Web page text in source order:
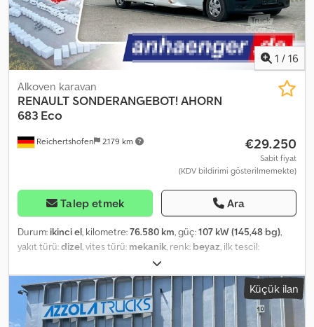
1 / 16
Reichertshofen 2.179 km
Alkoven karavan
RENAULT SONDERANGEBOT! AHORN
683 Eco
€29.250
Sabit fiyat
(KDV bildirimi gösterilmemekte)
Talep etmek Ara
Durum: ikinci el, kilometre:76.580 km, güç:107 kW (145,48 bg),
yakıt türü:dizel, vites türü: mekanik, renk: beyaz, ilk tescil:
, bir sonraki muayene (TÜV):
6.834 mm, toplam genişlik:2.340 mm, toplam yükseklik:3.060 mm,
dingil konfigürasyonu: 2 dingil , toplam ağırlık:3.500 kg , Donanım:
ABS, banyo, elektronik denge programı (ESP), kaza yaptı, klima,
merkezi kilitleme, !!! Hasarlı !!! Bu bir kazalı araçtır, satış tamamen
Küçük ilan